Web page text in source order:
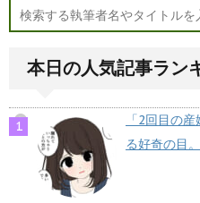
本日の人気記事ラン
「2回目の
る好奇の目